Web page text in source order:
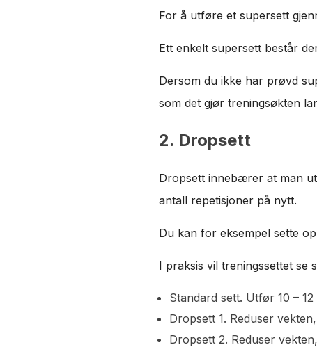
For å utføre et supersett
Ett enkelt supersett består
Dersom du ikke har prøvd
som det gjør treningsøkten
2. Dropsett
Dropsett innebærer at man
antall repetisjoner på nytt.
Du kan for eksempel sette
I praksis vil treningssettet se
Standard sett. Utfør 10 –
Dropsett 1. Reduser
Dropsett 2. Reduser